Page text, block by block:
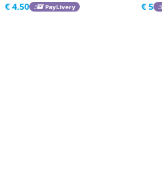
€ 4,50
PayLivery
€ 5